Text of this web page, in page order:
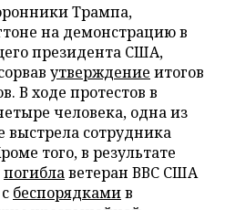
Трампа,
на демонстрацию в
президента США,
утверждение итогов
В ходе протестов в
человека, одна из
сотрудника
того, в результате
погиблаветеран ВВС США
беспорядкамив